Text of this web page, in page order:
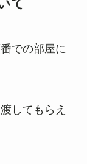
て
での部屋に
してもらえ